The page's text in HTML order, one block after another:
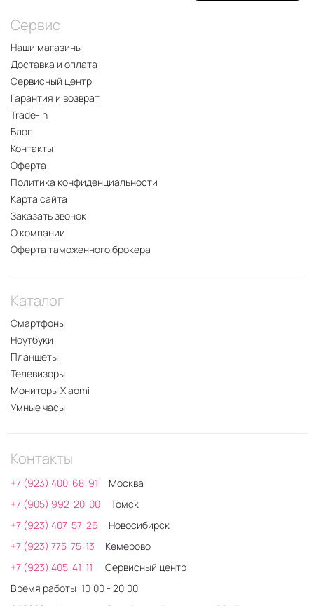
Сервис
Наши магазины
Доставка и оплата
Сервисный центр
Гарантия и возврат
Trade-In
Блог
Контакты
Оферта
Политика конфиденциальности
Карта сайта
Заказать звонок
О компании
Оферта таможенного брокера
Каталог
Смартфоны
Ноутбуки
Планшеты
Телевизоры
Мониторы Xiaomi
Умные часы
Контакты
+7 (923) 400-68-91
Москва
+7 (905) 992-20-00
Томск
+7 (923) 407-57-26
Новосибирск
+7 (923) 775-75-13
Кемерово
+7 (923) 405-41-11
Сервисный центр
Время работы: 10:00 - 20:00